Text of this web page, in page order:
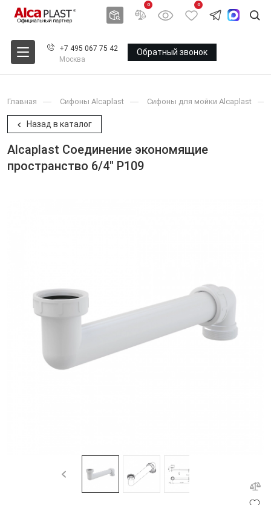
0 0
+7 495 067 75 42
Москва
Обратный звонок
Главная Сифоны Alcaplast Сифоны для мойки Alcaplast
Назад в каталог
Alcaplast Соединение экономящие
пространство 6/4" P109